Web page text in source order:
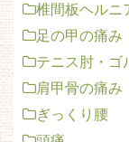
椎間板ヘルニ
足の甲の痛み
テニス肘・ゴ
肩甲骨の痛み
ぎっくり腰